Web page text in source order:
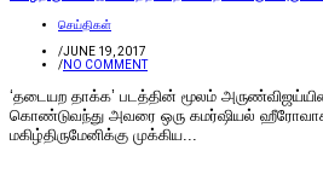
செய்திகள்
/JUNE 19, 2017
/NO COMMENT
‘தடையற தாக்க’ படத்தின் மூலம் அருண்விஜய்யின்
கொண்டுவந்து அவரை ஒரு கமர்ஷியல் ஹீரோவாக
மகிழ்திருமேனிக்கு முக்கிய...